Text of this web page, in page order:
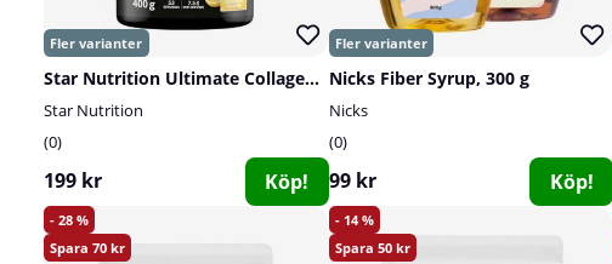
Star Nutrition Ultimate Collagen Powder, 400 g
Star Nutrition
0
199 kr Köp!
Nicks Fiber Syrup, 300 g
Nicks
0
99 kr Köp!
28
70
14
50